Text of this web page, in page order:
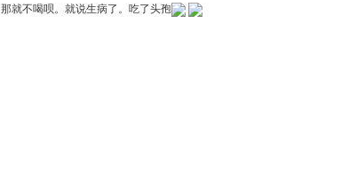
那就不喝呗。就说生病了。吃了头孢